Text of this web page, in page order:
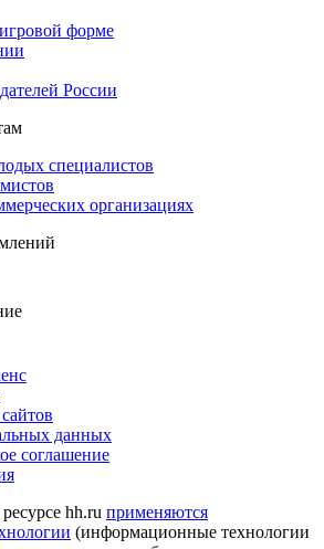
форме
России
специалистов
организациях
данных
соглашение
hh.ru применяются
(информационные технологии